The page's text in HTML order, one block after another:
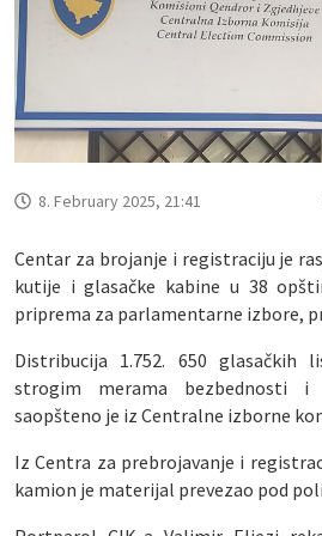
8. February 2025, 21:41
Centar za brojanje i registraciju je
kutije i glasačke kabine u 38
priprema za parlamentarne izbore,
Distribucija 1.752. 650 glasačkih
strogim merama bezbednosti
saopšteno je iz Centralne izborne
Iz Centra za prebrojavanje i
kamion je materijal prevezao pod